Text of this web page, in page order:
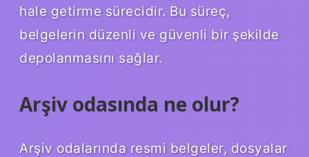
hale getirme sürecidir. Bu süreç,
belgelerin düzenli ve güvenli bir şekilde
depolanmasını sağlar.
Arşiv odasında ne olur?
Arşiv odalarında resmi belgeler, dosyalar